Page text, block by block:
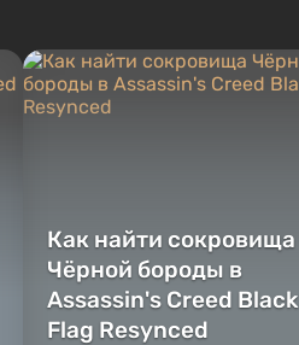
Игроку дана по...
Как найти сокровища
Чёрной бороды в
Assassin's Creed Black
Flag Resynced